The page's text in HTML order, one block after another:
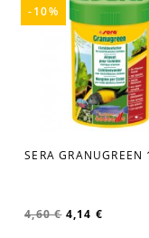
favorite_border
SERA GRANUGREEN
4,60 € 4,14 €
-10%